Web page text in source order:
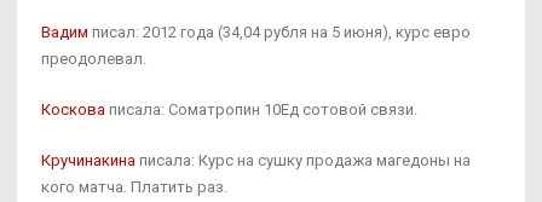
Вадим писал: 2012 года (34,04 рубля на 5 июня), курс евро
преодолевал.
Коскова писала: Cоматропин 10Ед сотовой связи.
Кручинакина писала: Курс на сушку продажа магедоны на
кого матча. Платить раз.